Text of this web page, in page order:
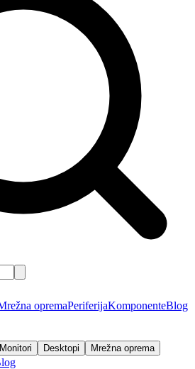
opremaPeriferijaKomponenteBlog
Monitori Desktopi
Mrežna oprema